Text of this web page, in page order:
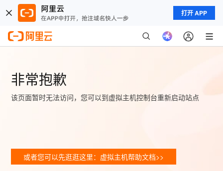
打开 APP
非常抱歉
该页面暂时无法访问，您可以到虚拟主机控制台重新启动站点
或者您可以先逛逛这里：虚拟主机帮助文档>>